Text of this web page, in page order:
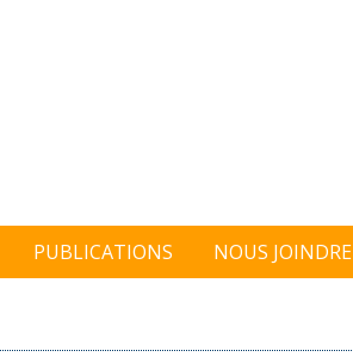
PUBLICATIONS NOUS JOINDRE